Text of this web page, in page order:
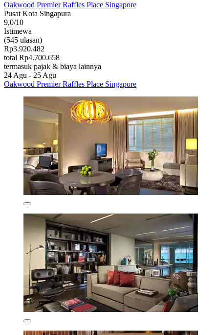
Oakwood Premier Raffles Place Singapore
Pusat Kota Singapura
9,0/10
Istimewa
(545 ulasan)
Rp3.920.482
total Rp4.700.658
termasuk pajak & biaya lainnya
24 Agu - 25 Agu
Oakwood Premier Raffles Place Singapore